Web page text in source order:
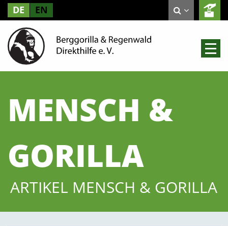
DE EN
MENSCH &
GORILLA
ARTIKEL MENSCH & GORILLA